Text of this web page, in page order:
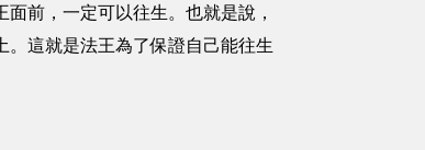
前，一定可以往生。也就是說，
這就是法王為了保證自己能往生